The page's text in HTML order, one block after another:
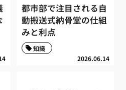
都市部で注目される自
動搬送式納骨堂の仕組
みと利点
2026.06.14
知識